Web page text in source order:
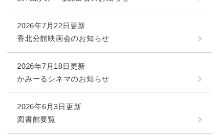
2026年7月22日更新
香北分館映画会のお知らせ
2026年7月18日更新
かみーるシネマのお知らせ
2026年6月3日更新
図書館要覧